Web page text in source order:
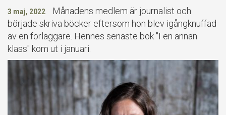
3 maj, 2022
Månadens medlem är journalist och
började skriva böcker eftersom hon blev igångknuffad
av en förläggare. Hennes senaste bok "I en annan
klass" kom ut i januari.